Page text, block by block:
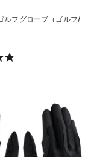
ルフグローブ（ゴルフ/